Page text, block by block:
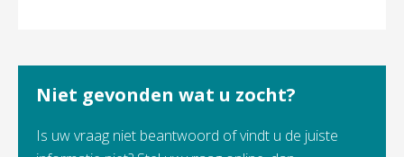
Niet gevonden wat u zocht?
Is uw vraag niet beantwoord of vindt u de juiste